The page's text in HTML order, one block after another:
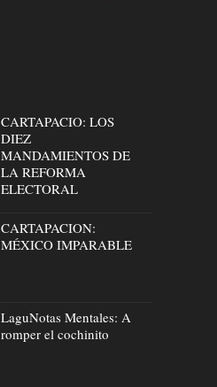
CARTAPACIO: LOS
DIEZ
MANDAMIENTOS DE
LA REFORMA
ELECTORAL
CARTAPACION:
MÉXICO IMPARABLE
LaguNotas Mentales: A
romper el cochinito